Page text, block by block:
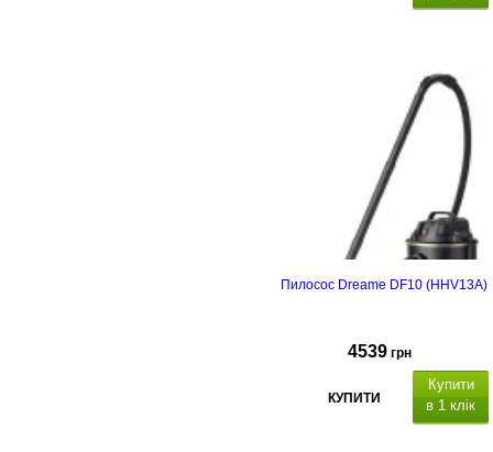
Пилосос Dreame DF10 (HHV13A)
4539 грн
КУПИТИ
Купити
в 1 клік